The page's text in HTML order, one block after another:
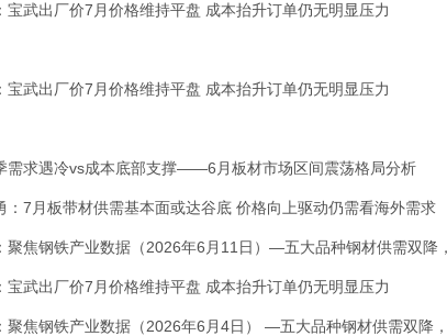
出厂价7月价格维持平盘 成本抬升订单仍无明显压力
出厂价7月价格维持平盘 成本抬升订单仍无明显压力
求遇冷vs成本底部支撑——6月板材市场区间震荡格局分析
月板带材供需基本面或达谷底 价格向上驱动仍需看海外需求
焦钢铁产业数据（2026年6月11日）—五大品种钢材供需双降
出厂价7月价格维持平盘 成本抬升订单仍无明显压力
焦钢铁产业数据（2026年6月4日） —五大品种钢材供需双降